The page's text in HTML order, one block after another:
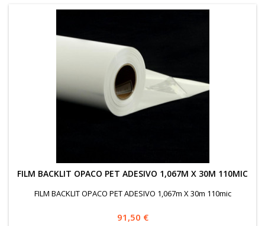
FILM BACKLIT OPACO PET ADESIVO 1,067M X 30M 110MIC
FILM BACKLIT OPACO PET ADESIVO 1,067m X 30m 110mic
Prezzo
91,50 €